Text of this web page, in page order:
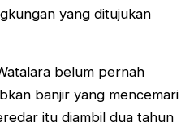
yang ditujukan
belum pernah
banjir yang mencemari
itu diambil dua tahun